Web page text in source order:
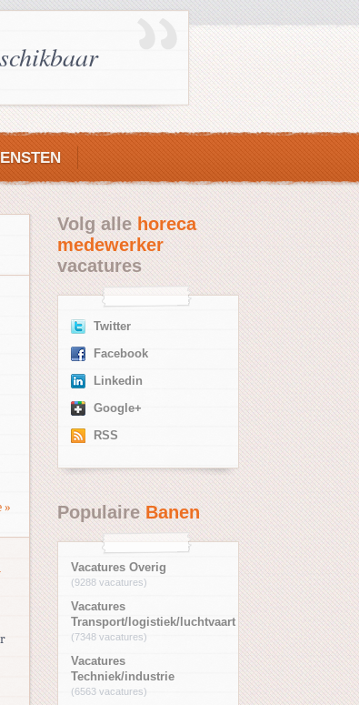
»
Volg alle horeca
medewerker
vacatures
Twitter
Facebook
Linkedin
Google+
RSS
PopulaireBanen
Vacatures Overig
(9288 vacatures)
Vacatures
Transport/logistiek/luchtvaart
(7348 vacatures)
Vacatures
Techniek/industrie
(6563 vacatures)